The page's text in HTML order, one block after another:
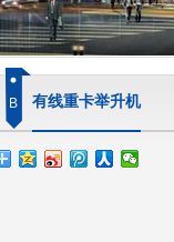
B 有线重卡举升机